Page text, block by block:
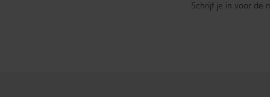
Schrijf je in voor de